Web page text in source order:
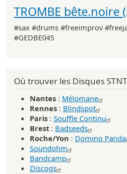
TROMBE bête.noire
#sax #drums #freeimprov
#GEDBE045
Où trouver les Disques
Nantes : Mélomane
Rennes : Blindspot
Paris : Souffle Continu
Brest : Badseeds
Roche/Yon : Domino Panda
Soundohm
Bandcamp
Discogs